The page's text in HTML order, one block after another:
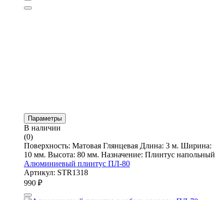
Параметры
В наличии
(0)
Поверхность: Матовая Глянцевая Длина: 3 м. Ширина:
10 мм. Высота: 80 мм. Назначение: Плинтус напольный
Алюминиевый плинтус ПЛ-80
Артикул: STR1318
990 ₽